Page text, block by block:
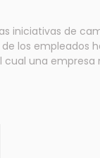
iniciativas de
los empleados
negocio, un
complejo de
reducir la